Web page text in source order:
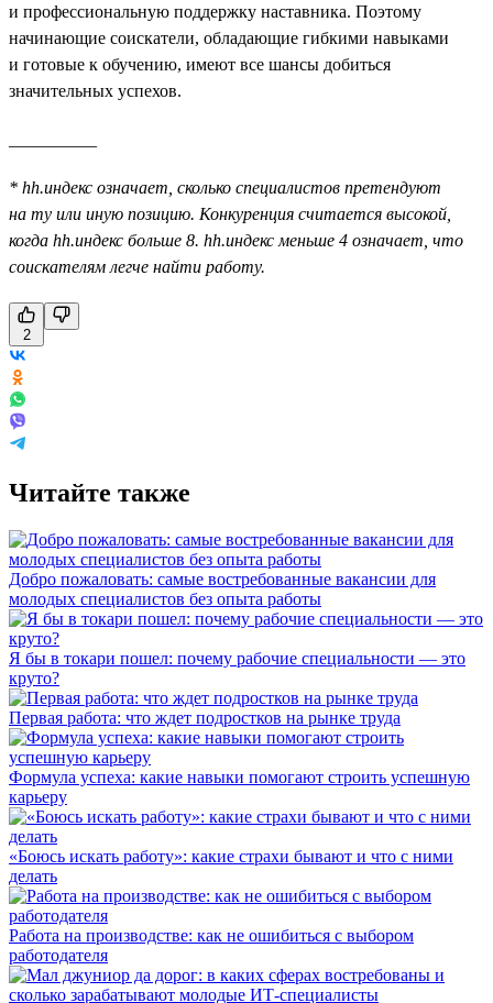
и профессиональную поддержку наставника. Поэтому
начинающие соискатели, обладающие гибкими навыками
и готовые к обучению, имеют все шансы добиться
значительных успехов.
* hh.индекс означает, сколько специалистов претендуют
на ту или иную позицию. Конкуренция считается высокой,
когда hh.индекс больше 8. hh.индекс меньше 4 означает, что
соискателям легче найти работу.
2
Читайте также
Добро пожаловать: самые востребованные вакансии для
молодых специалистов без опыта работы
Я бы в токари пошел: почему рабочие специальности — это
круто?
Первая работа: что ждет подростков на рынке труда
Формула успеха: какие навыки помогают строить успешную
карьеру
«Боюсь искать работу»: какие страхи бывают и что с ними
делать
Работа на производстве: как не ошибиться с выбором
работодателя